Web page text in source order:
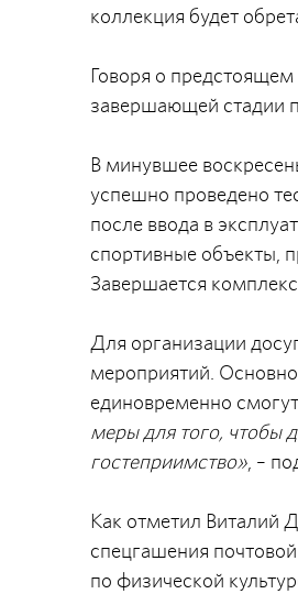
коллекция будет
Говоря о
завершающей стадии
В минувшее
успешно проведено
после ввода в
спортивные объекты,
Завершается
Для организации
мероприятий.
единовременно
меры для того, чтобы
гостеприимство», –
Как отметил Виталий
спецгашения
по физической